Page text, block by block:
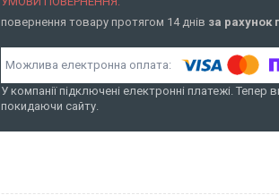
повернення товару протягом 14 днів за рахунок
У компанії підключені електронні платежі.
покидаючи сайту.